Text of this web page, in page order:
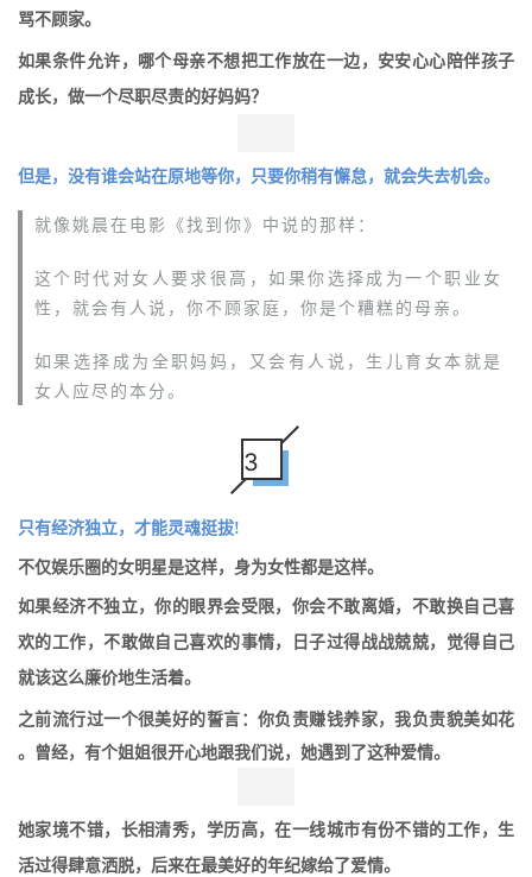
骂不顾家。
如果条件允许，哪个母亲不想把工作放在一边，安安心心陪伴孩子
成长，做一个尽职尽责的好妈妈？
但是，没有谁会站在原地等你，只要你稍有懈怠，就会失去机会。
就像姚晨在电影《找到你》中说的那样：
这个时代对女人要求很高，如果你选择成为一个职业女
性，就会有人说，你不顾家庭，你是个糟糕的母亲。
如果选择成为全职妈妈，又会有人说，生儿育女本就是
女人应尽的本分。
3
只有经济独立，才能灵魂挺拔!
不仅娱乐圈的女明星是这样，身为女性都是这样。
如果经济不独立，你的眼界会受限，你会不敢离婚，不敢换自己喜
欢的工作，不敢做自己喜欢的事情，日子过得战战兢兢，觉得自己
就该这么廉价地生活着。
之前流行过一个很美好的誓言：你负责赚钱养家，我负责貌美如花
。曾经，有个姐姐很开心地跟我们说，她遇到了这种爱情。
她家境不错，长相清秀，学历高，在一线城市有份不错的工作，生
活过得肆意洒脱，后来在最美好的年纪嫁给了爱情。